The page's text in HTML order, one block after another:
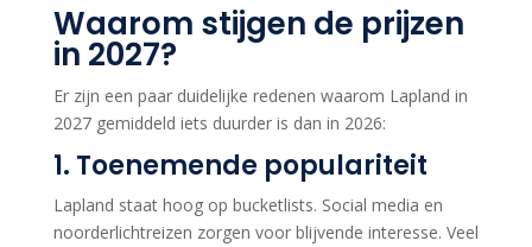
Waarom stijgen de prijzen
in 2027?
Er zijn een paar duidelijke redenen waarom Lapland in
2027 gemiddeld iets duurder is dan in 2026:
1. Toenemende populariteit
Lapland staat hoog op bucketlists. Social media en
noorderlichtreizen zorgen voor blijvende interesse. Veel